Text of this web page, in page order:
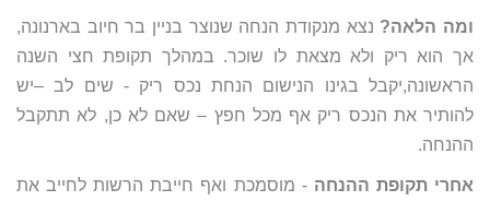
ומה הלאה? נצא מנקודת הנחה שנוצר בניין בר חיוב בארנונה,
אך הוא ריק ולא מצאת לו שוכר. במהלך תקופת חצי השנה
הראשונה,יקבל בגינו הנישום הנחת נכס ריק - שים לב –יש
להותיר את הנכס ריק אף מכל חפץ – שאם לא כן, לא תתקבל
ההנחה.
אחרי תקופת ההנחה - מוסמכת ואף חייבת הרשות לחייב את